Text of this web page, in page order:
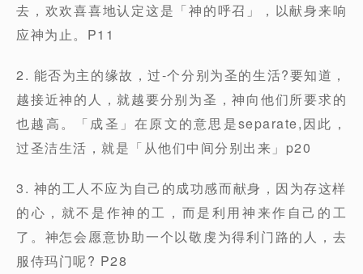
去，欢欢喜喜地认定这是「神的呼召」，以献身来响
应神为止。P11
2. 能否为主的缘故，过-个分别为圣的生活?要知道，
越接近神的人，就越要分别为圣，神向他们所要求的
也越高。「成圣」在原文的意思是separate,因此，
过圣洁生活，就是「从他们中间分别出来」p20
3. 神的工人不应为自己的成功感而献身，因为存这样
的心，就不是作神的工，而是利用神来作自己的工
了。神怎会愿意协助一个以敬虔为得利门路的人，去
服侍玛门呢? P28